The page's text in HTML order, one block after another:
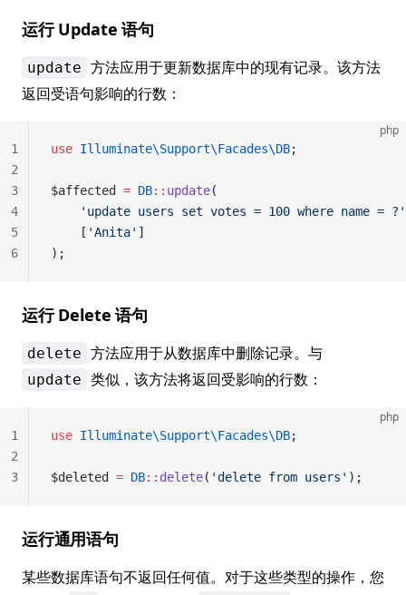
运行 Update 语句
update 方法应用于更新数据库中的现有记录。该方法
返回受语句影响的行数：
php
use Illuminate\Support\Facades\DB;
$affected = DB:: update(
    'update users set votes = 100 where name = ?'
    [
'Anita' ]
);
1
2
3
4
5
6
运行 Delete 语句
delete 方法应用于从数据库中删除记录。与
update 类似，该方法将返回受影响的行数：
php
use Illuminate\Support\Facades\DB;
$deleted = DB:: delete( 'delete from users' );
1
2
3
运行通用语句
某些数据库语句不返回任何值。对于这些类型的操作，您